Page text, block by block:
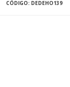
CÓDIGO: DEDEHO139